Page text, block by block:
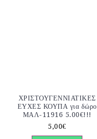
ΧΡΙΣΤΟΥΓΕΝΝΙΑΤΙΚΕΣ
ΕΥΧΕΣ ΚΟΥΠΑ για δώρο
ΜΑΛ-11916 5.00€!!!
5,00€